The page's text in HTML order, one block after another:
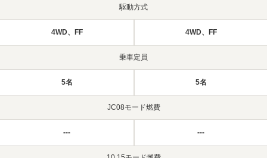
駆動方式
4WD、FF 4WD、FF
乗車定員
5名 5名
JC08モード燃費
--- ---